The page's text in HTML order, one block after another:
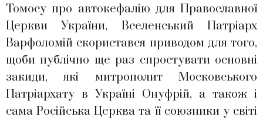
Томосу про автокефалію для Православної
Церкви України, Вселенський Патріарх
Варфоломій скористався приводом для того,
щоби публічно ще раз спростувати основні
закиди, які митрополит Московського
Патріархату в Україні Онуфрій, а також і
сама Російська Церква та її союзники у світі